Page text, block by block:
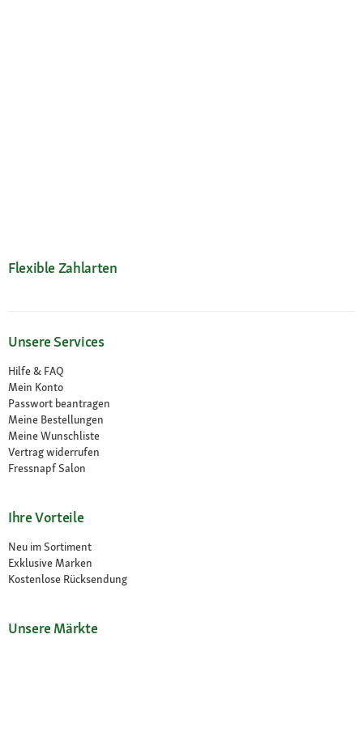
Flexible Zahlarten
Unsere Services
Hilfe & FAQ
Mein Konto
Passwort beantragen
Meine Bestellungen
Meine Wunschliste
Vertrag widerrufen
Fressnapf Salon
Ihre Vorteile
Neu im Sortiment
Exklusive Marken
Kostenlose Rücksendung
Unsere Märkte